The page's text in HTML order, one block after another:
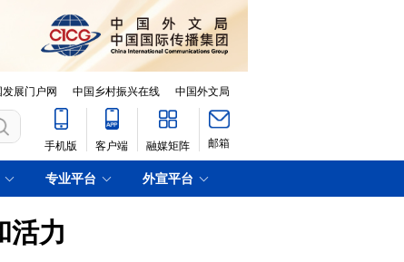
发展门户网 中国乡村振兴在线 中国外文局
手机版 客户端 融媒矩阵 邮箱
专业平台 外宣平台
活力